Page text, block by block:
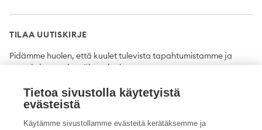
TILAA UUTISKIRJE
Pidämme huolen, että kuulet tulevista tapahtumistamme ja
uutuuksista ensimmäisten joukossa.
Tilaa
Tietoa sivustolla käytetyistä
evästeistä
Käytämme sivustollamme evästeitä kerätäksemme ja